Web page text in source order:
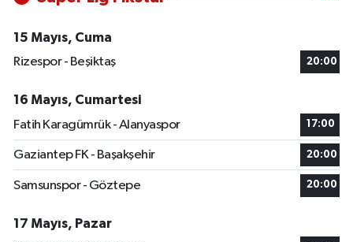
15 Mayıs, Cuma
Rizespor - Beşiktaş
20:00
16 Mayıs, Cumartesi
Fatih Karagümrük - Alanyaspor
17:00
Gaziantep FK - Başakşehir 20:00
Samsunspor - Göztepe 20:00
17 Mayıs, Pazar